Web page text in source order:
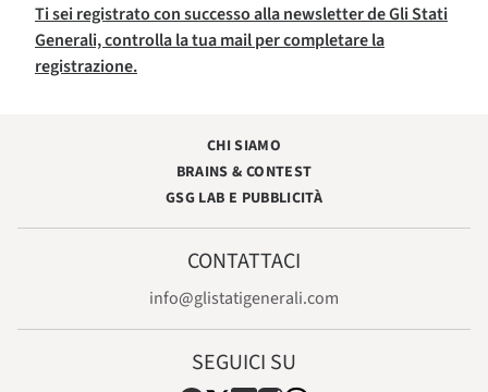
Ti sei registrato con successo alla newsletter de Gli Stati
Generali, controlla la tua mail per completare la
registrazione.
CHI SIAMO
BRAINS & CONTEST
GSG LAB E PUBBLICITÀ
CONTATTACI
info@glistatigenerali.com
SEGUICI SU